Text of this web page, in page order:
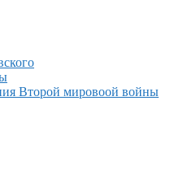
Второй мировоой войны